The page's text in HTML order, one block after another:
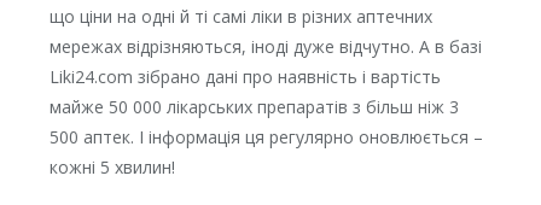
що ціни на одні й ті самі ліки в різних аптечних
мережах відрізняються, іноді дуже відчутно. А в базі
Liki24.com зібрано дані про наявність і вартість
майже 50 000 лікарських препаратів з більш ніж 3
500 аптек. І інформація ця регулярно оновлюється –
кожні 5 хвилин!